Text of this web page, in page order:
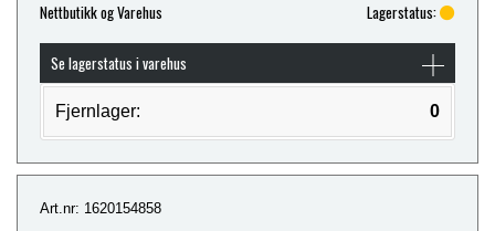
Nettbutikk og Varehus Lagerstatus:
Se lagerstatus i varehus
Fjernlager: 0
Art.nr: 1620154858